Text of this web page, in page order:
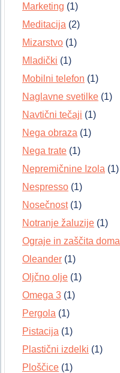
Marketing (1)
Meditacija (2)
Mizarstvo (1)
Mladički (1)
Mobilni telefon (1)
Naglavne svetilke (1)
Navtični tečaji (1)
Nega obraza (1)
Nega trate (1)
Nepremičnine Izola (1)
Nespresso (1)
Nosečnost(1)
Notranje žaluzije (1)
Ograje in zaščita doma
Oleander (1)
Oljčno olje (1)
Omega 3 (1)
Pergola (1)
Pistacija (1)
Plastični izdelki (1)
Ploščice (1)